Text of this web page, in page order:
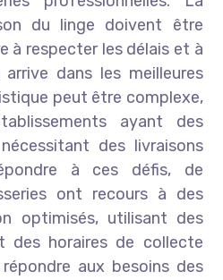
du linge doivent être
à respecter les délais et à
dans les meilleures
peut être complexe,
ayant des
des livraisons
à ces défis, de
ont recours à des
optimisés, utilisant des
des horaires de collecte
aux besoins des